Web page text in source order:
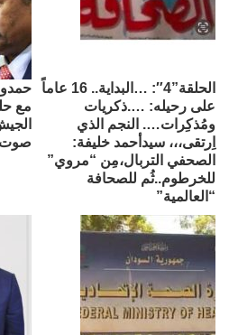
الحلقة”4″: …البداية.. 16 عاماً
على رحيله: ….ذكريات
ومُذكِرات…. النجم الذي
اِرتقى،،، سيدأحمد خليفة:
الصحفي التربال،مِن “مروي”
للخرطوم..ثُم للصحافة
“العالمية”
مع
صوت